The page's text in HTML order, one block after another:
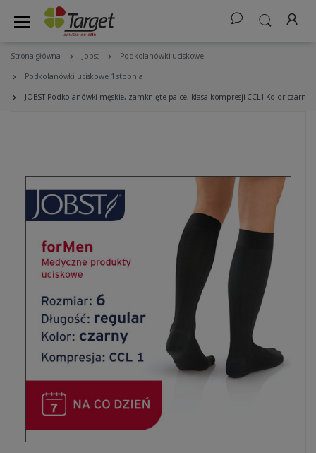
Strona główna Jobst Podkolanówki uciskowe
Podkolanówki uciskowe 1 stopnia
JOBST Podkolanówki męskie, zamknięte palce, klasa kompresji CCL1 Kolor czarny